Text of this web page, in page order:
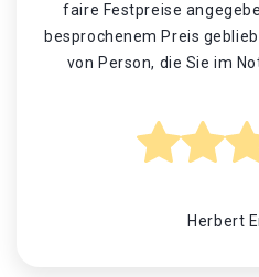
faire Festpreise
besprochenem Preis
von Person, die Sie im
Herbert